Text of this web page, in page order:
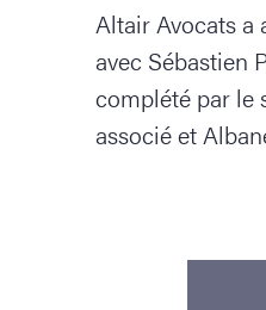
Altair Avocats a
avec Sébastien
complété par le
associé et